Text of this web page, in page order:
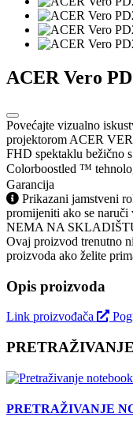
ACER Vero
Povećajte vizualno
projektorom ACER
FHD spektaklu bežično
Colorboostled ™
Garancija
Prikazani jamstveni
promijeniti ako se naruči
NEMA NA
Ovaj proizvod trenutno
proizvoda ako želite
Opis proizvoda
Link proizvođača
PRETRAŽIVANJE